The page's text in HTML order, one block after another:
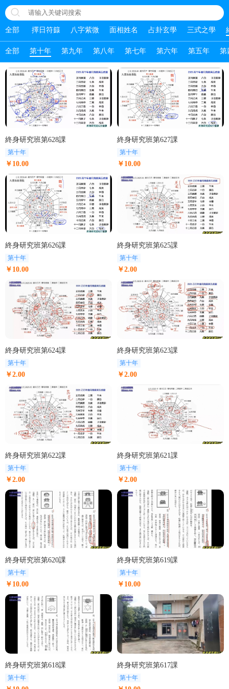
全部 擇日符籙 八字紫微 面相姓名 占卦玄學 三式之學
全部 第十年 第九年 第八年 第七年 第六年 第五年 第
終身研究班第628課
第十年
￥10.00
終身研究班第627課
第十年
￥10.00
終身研究班第626課
第十年
￥10.00
終身研究班第625課
第十年
￥2.00
終身研究班第624課
第十年
￥2.00
終身研究班第623課
第十年
￥2.00
終身研究班第622課
第十年
￥2.00
終身研究班第621課
第十年
￥2.00
終身研究班第620課
第十年
￥10.00
終身研究班第619課
第十年
￥10.00
終身研究班第618課
第十年
終身研究班第617課
第十年